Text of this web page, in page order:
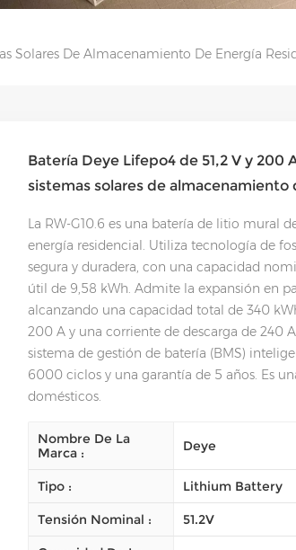
Solares De Almacenamiento De Energía
Batería Deye Lifepo4 de 51,2 V y 200
sistemas solares de almacenamiento
La RW-G10.6 es una batería de litio mural
energía residencial. Utiliza tecnología de
segura y duradera, con una capacidad
útil de 9,58 kWh. Admite la expansión en
alcanzando una capacidad total de 340
200 A y una corriente de descarga de 240
sistema de gestión de batería (BMS)
6000 ciclos y una garantía de 5 años. Es
domésticos.
Nombre De La
Marca :
Deye
Tipo : Lithium Battery
Tensión Nominal : 51.2V